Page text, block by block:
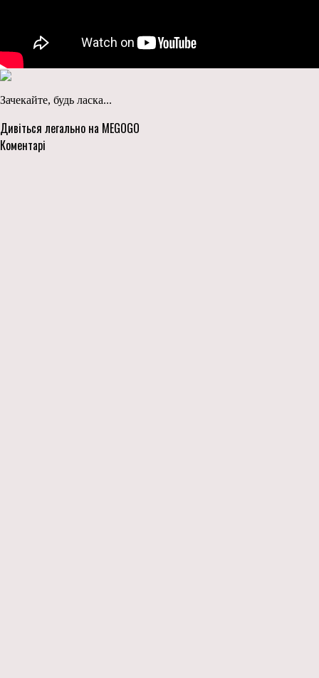
Зачекайте, будь ласка...
Дивіться легально на MEGOGO
Коментарі